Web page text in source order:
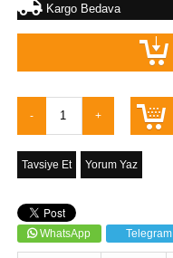
Kargo Bedava
Tavsiye Et Yorum Yaz
WhatsApp Telegram